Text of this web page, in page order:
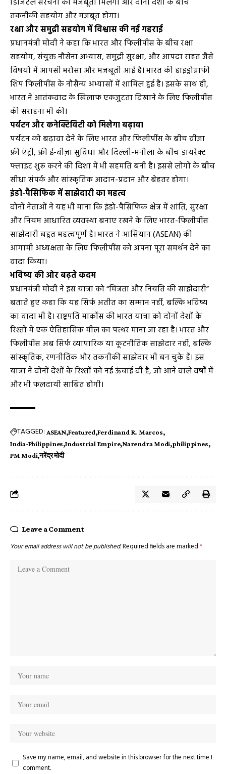
तकनीकी सहयोग और मजबूत होगा।
रक्षा और समुद्री सहयोग में विश्वास की नई गहराई
प्रधानमंत्री मोदी ने कहा कि भारत और फिलीपींस के बीच रक्षा
सहयोग, संयुक्त नौसेना अभ्यास, समुद्री सुरक्षा, और आपदा राहत जैसे
विषयों में आपसी भरोसा और मजबूती आई है। भारत की हाइड्रोग्राफी
शिप फिलीपींस के नौसैन्य अभ्यासों में शामिल हुई है। इसके साथ ही,
भारत ने आतंकवाद के खिलाफ एकजुटता दिखाने के लिए फिलीपींस
की सराहना भी की।
पर्यटन और कनेक्टिविटी को मिलेगा बढ़ावा
पर्यटन को बढ़ावा देने के लिए भारत और फिलीपींस के बीच वीज़ा
फ्री एंट्री, फ्री ई-वीज़ा सुविधा और दिल्ली-मनीला के बीच डायरेक्ट
फ्लाइट शुरू करने की दिशा में भी सहमति बनी है। इससे लोगों के बीच
सीधा संपर्क और सांस्कृतिक आदान-प्रदान और बेहतर होगा।
इंडो-पैसिफिक में साझेदारी का महत्व
दोनों नेताओं ने यह भी माना कि इंडो-पैसिफिक क्षेत्र में शांति, सुरक्षा
और नियम आधारित व्यवस्था बनाए रखने के लिए भारत-फिलीपींस
साझेदारी बहुत महत्वपूर्ण है। भारत ने आसियान (ASEAN) की
आगामी अध्यक्षता के लिए फिलीपींस को अपना पूरा समर्थन देने का
वादा किया।
भविष्य की ओर बढ़ते कदम
प्रधानमंत्री मोदी ने इस यात्रा को “मित्रता और नियति की साझेदारी”
बताते हुए कहा कि यह सिर्फ अतीत का सम्मान नहीं, बल्कि भविष्य
का वादा भी है। राष्ट्रपति मार्कोस की भारत यात्रा को दोनों देशों के
रिश्तों में एक ऐतिहासिक मील का पत्थर माना जा रहा है। भारत और
फिलीपींस अब सिर्फ व्यापारिक या कूटनीतिक साझेदार नहीं, बल्कि
सांस्कृतिक, रणनीतिक और तकनीकी साझेदार भी बन चुके हैं। इस
यात्रा ने दोनों देशों के रिश्तों को नई ऊंचाई दी है, जो आने वाले वर्षों में
और भी फलदायी साबित होगी।
TAGGED: ASEAN Featured Ferdinand R. Marcos
India-Philippines Industrial Empire Narendra Modi philippines
PM Modi नरेंद्र मोदी
Leave a Comment
Your email address will not be published.Required fields are marked *
Save my name, email, and website in this browser for the next time I
comment.